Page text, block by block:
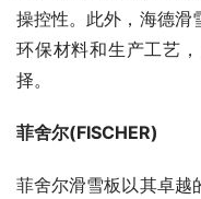
操控性。此外，海德滑
环保材料和生产工艺
择。
菲舍尔(FISCHER)
菲舍尔滑雪板以其卓越